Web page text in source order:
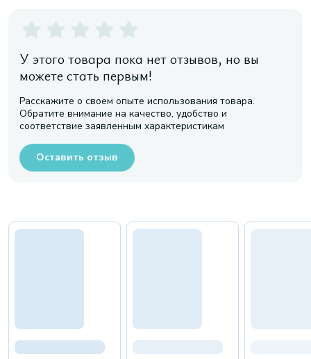
У этого товара пока нет отзывов, но вы
можете стать первым!
Расскажите о своем опыте использования товара.
Обратите внимание на качество, удобство и
соответствие заявленным характеристикам
Оставить отзыв